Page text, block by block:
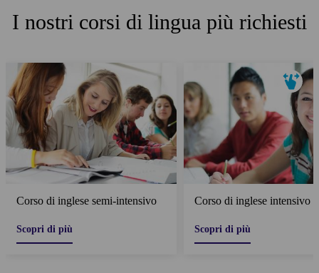
I nostri corsi di lingua più richiesti
Corso di inglese semi-intensivo
Scopri di più
Corso di inglese intensivo
Scopri di più